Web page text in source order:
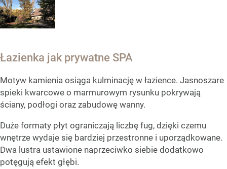
Łazienka jak prywatne SPA
Motyw kamienia osiąga kulminację w łazience. Jasnoszare
spieki kwarcowe o marmurowym rysunku pokrywają
ściany, podłogi oraz zabudowę wanny.
Duże formaty płyt ograniczają liczbę fug, dzięki czemu
wnętrze wydaje się bardziej przestronne i uporządkowane.
Dwa lustra ustawione naprzeciwko siebie dodatkowo
potęgują efekt głębi.